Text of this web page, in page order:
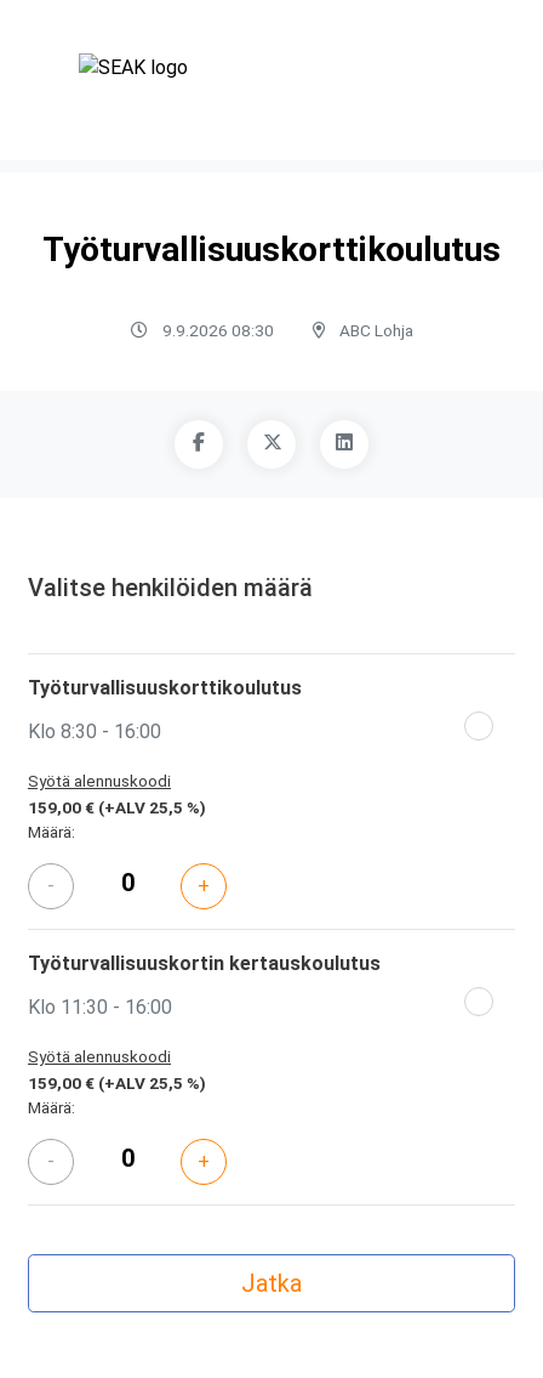
Työturvallisuuskorttikoulutus
9.9.2026 08:30 ABC Lohja
Valitse henkilöiden määrä
Työturvallisuuskorttikoulutus
Klo 8:30 - 16:00
Syötä alennuskoodi
159,00 € (+ALV 25,5 %)
Määrä:
- +
Työturvallisuuskortin kertauskoulutus
Klo 11:30 - 16:00
Syötä alennuskoodi
159,00 € (+ALV 25,5 %)
Määrä:
- +